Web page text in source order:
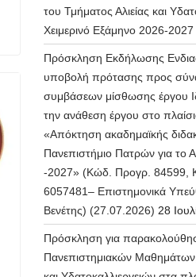
του Τμήματος Αλιείας και
Χειμερινό Εξάμηνο 2026-2027
Πρόσκληση Εκδήλωσης
υποβολή πρότασης προς
συμβάσεων μίσθωσης έργου
την ανάθεση έργου στο
«Απόκτηση ακαδημαϊκής
Πανεπιστήμιο Πατρών για το
-2027» (Κώδ. Προγρ.
6057481– Επιστημονικά
Βενέτης) (27.07.2026) 28
Πρόσκληση για
Πανεπιστημιακών